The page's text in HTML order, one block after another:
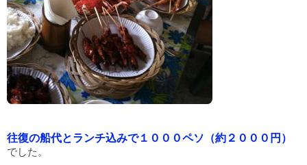
往復の船代とランチ込みで１０００ペソ（約２０００円）
でした。